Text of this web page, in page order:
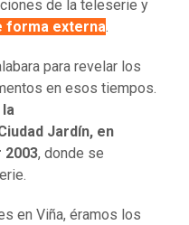
de la teleserie y
forma externa.
para revelar los
en esos tiempos.
Jardín, en
2003, donde se
en Viña, éramos los